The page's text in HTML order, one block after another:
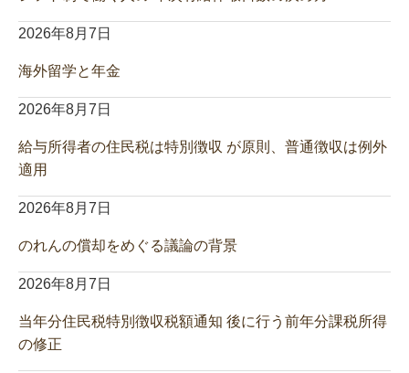
2026年8月7日
海外留学と年金
2026年8月7日
給与所得者の住民税は特別徴収 が原則、普通徴収は例外
適用
2026年8月7日
のれんの償却をめぐる議論の背景
2026年8月7日
当年分住民税特別徴収税額通知 後に行う前年分課税所得
の修正